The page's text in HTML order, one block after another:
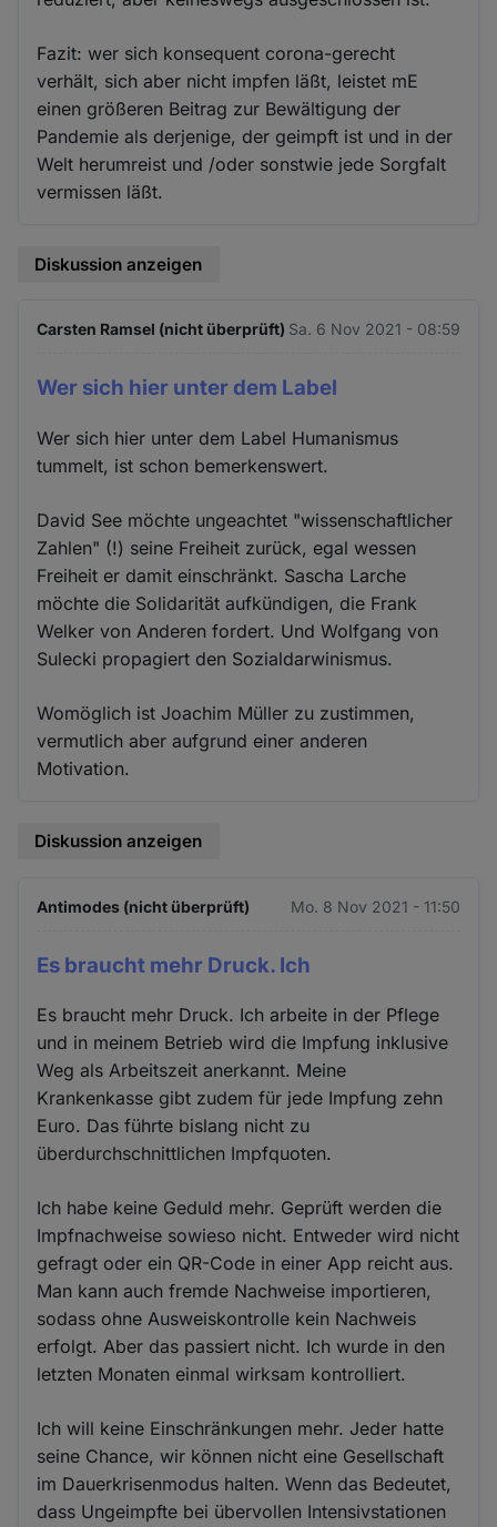
Fazit: wer sich konsequent corona-gerecht
verhält, sich aber nicht impfen läßt, leistet mE
einen größeren Beitrag zur Bewältigung der
Pandemie als derjenige, der geimpft ist und in der
Welt herumreist und /oder sonstwie jede Sorgfalt
vermissen läßt.
Diskussion anzeigen
Carsten Ramsel (nicht überprüft) Sa. 6 Nov 2021 - 08:59
Wer sich hier unter dem Label
Wer sich hier unter dem Label Humanismus
tummelt, ist schon bemerkenswert.
David See möchte ungeachtet "wissenschaftlicher
Zahlen" (!) seine Freiheit zurück, egal wessen
Freiheit er damit einschränkt. Sascha Larche
möchte die Solidarität aufkündigen, die Frank
Welker von Anderen fordert. Und Wolfgang von
Sulecki propagiert den Sozialdarwinismus.
Womöglich ist Joachim Müller zu zustimmen,
vermutlich aber aufgrund einer anderen
Motivation.
Diskussion anzeigen
Antimodes (nicht überprüft) Mo. 8 Nov 2021 - 11:50
Es braucht mehr Druck. Ich
Es braucht mehr Druck. Ich arbeite in der Pflege
und in meinem Betrieb wird die Impfung inklusive
Weg als Arbeitszeit anerkannt. Meine
Krankenkasse gibt zudem für jede Impfung zehn
Euro. Das führte bislang nicht zu
überdurchschnittlichen Impfquoten.
Ich habe keine Geduld mehr. Geprüft werden die
Impfnachweise sowieso nicht. Entweder wird nicht
gefragt oder ein QR-Code in einer App reicht aus.
Man kann auch fremde Nachweise importieren,
sodass ohne Ausweiskontrolle kein Nachweis
erfolgt. Aber das passiert nicht. Ich wurde in den
letzten Monaten einmal wirksam kontrolliert.
Ich will keine Einschränkungen mehr. Jeder hatte
seine Chance, wir können nicht eine Gesellschaft
im Dauerkrisenmodus halten. Wenn das Bedeutet,
dass Ungeimpfte bei übervollen Intensivstationen